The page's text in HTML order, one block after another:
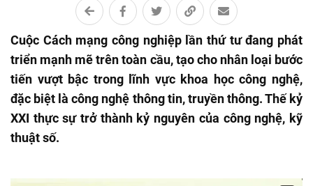
Cuộc Cách mạng công nghiệp lần thứ tư đang phát
triển mạnh mẽ trên toàn cầu, tạo cho nhân loại bước
tiến vượt bậc trong lĩnh vực khoa học công nghệ,
đặc biệt là công nghệ thông tin, truyền thông. Thế kỷ
XXI thực sự trở thành kỷ nguyên của công nghệ, kỹ
thuật số.